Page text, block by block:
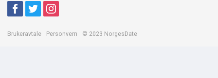
Brukeravtale Personvern © 2023 NorgesDate